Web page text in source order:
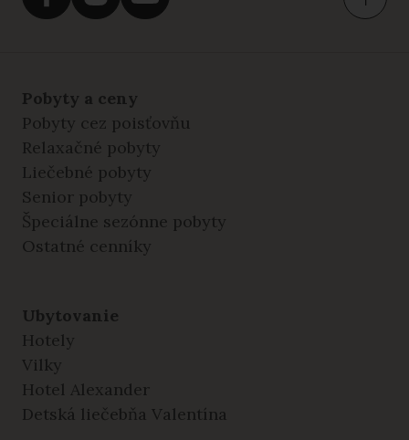
Pobyty a ceny
Pobyty cez poisťovňu
Relaxačné pobyty
Liečebné pobyty
Senior pobyty
Špeciálne sezónne pobyty
Ostatné cenníky
Ubytovanie
Hotely
Vilky
Hotel Alexander
Detská liečebňa Valentína